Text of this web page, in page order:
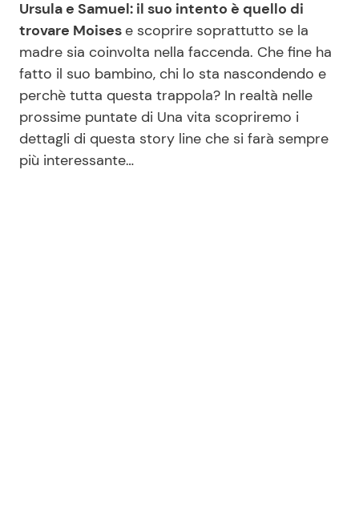
Ursula e Samuel: il suo intento è quello di
trovare Moises e scoprire soprattutto se la
madre sia coinvolta nella faccenda. Che fine ha
fatto il suo bambino, chi lo sta nascondendo e
perchè tutta questa trappola? In realtà nelle
prossime puntate di Una vita scopriremo i
dettagli di questa story line che si farà sempre
più interessante…